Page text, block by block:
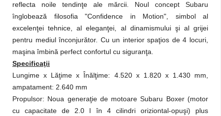
reflecta noile tendinţe ale mărcii. Noul concept Subaru
înglobează filosofia "Confidence in Motion", simbol al
excelenţei tehnice, aleleganţei, al dinamismului şi al grijei
pentru mediul înconjurător. Cu un interior spaţios de 4 locuri,
maşina îmbină perfect confortul cu siguranţa.
Specificaţii
Lungime x Lăţime x Înălţime: 4.520 x 1.820 x 1.430 mm,
ampatament: 2.640 mm
Propulsor: Noua generaţie de motoare Subaru Boxer (motor
cu capacitate de 2.0 l în 4 cilindri oriziontal-opuşi) plus